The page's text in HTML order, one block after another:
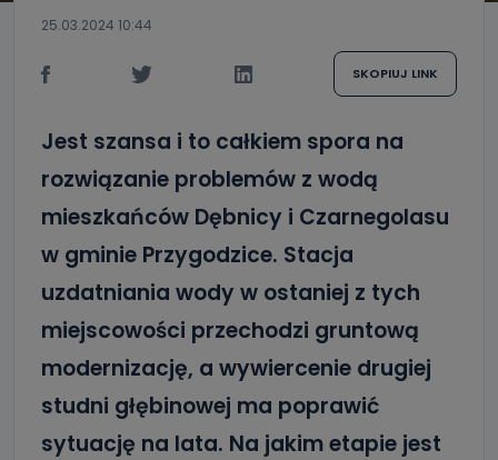
25.03.2024 10:44
SKOPIUJ LINK
Jest szansa i to całkiem spora na
rozwiązanie problemów z wodą
mieszkańców Dębnicy i Czarnegolasu
w gminie Przygodzice. Stacja
uzdatniania wody w ostaniej z tych
miejscowości przechodzi gruntową
modernizację, a wywiercenie drugiej
studni głębinowej ma poprawić
sytuację na lata. Na jakim etapie jest